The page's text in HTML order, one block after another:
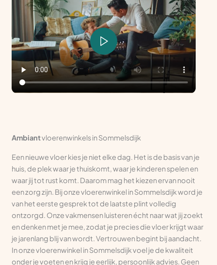
Ambiantvloerenwinkels in Sommelsdijk
Een nieuwe vloer kies je niet elke dag. Het is de basis van je
huis, de plek waar je thuiskomt, waar je kinderen spelen en
waar jij tot rust komt. Daarom mag het kiezen ervan nooit
een zorg zijn. Bij onze vloerenwinkel in Sommelsdijk word je
van het eerste gesprek tot de laatste plint volledig
ontzorgd. Onze vakmensen luisteren écht naar wat jij zoekt
en denken met je mee, zodat je precies die vloer krijgt waar
je jarenlang blij van wordt. Vertrouwen begint bij aandacht.
In onze vloerenwinkel in Sommelsdijk voel je de kwaliteit
onder je voeten en krijg je eerlijk, persoonlijk advies. Geen